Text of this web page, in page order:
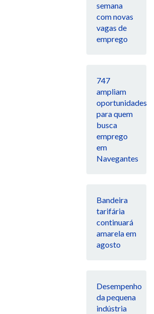
semana
com novas
vagas de
emprego
747
ampliam
oportunidades
para quem
busca
emprego
em
Navegantes
Bandeira
tarifária
continuará
amarela em
agosto
Desempenho
da pequena
indústria